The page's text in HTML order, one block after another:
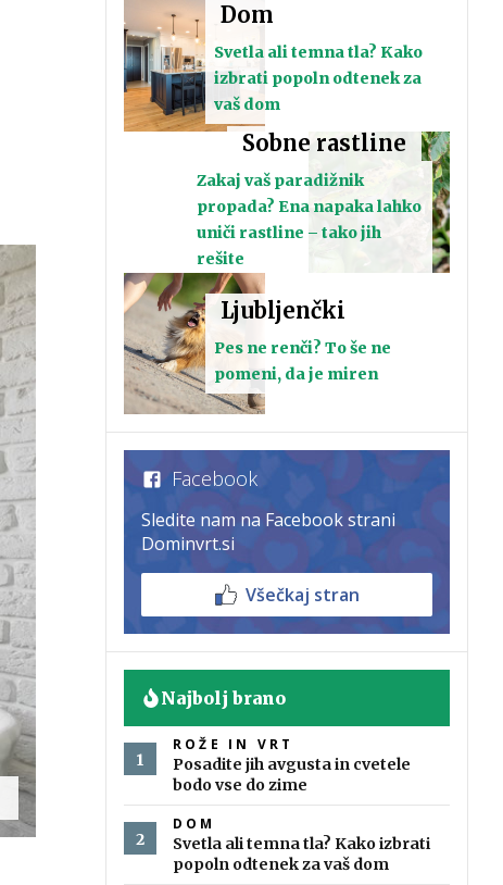
Dom
Svetla ali temna tla? Kako
izbrati popoln odtenek za
vaš dom
Sobne rastline
Zakaj vaš paradižnik
propada? Ena napaka lahko
uniči rastline – tako jih
rešite
Ljubljenčki
Pes ne renči? To še ne
pomeni, da je miren
Facebook
Sledite nam na Facebook strani
Dominvrt.si
Všečkaj stran
Najbolj brano
ROŽE IN VRT
Posadite jih avgusta in cvetele
bodo vse do zime
DOM
Svetla ali temna tla? Kako izbrati
popoln odtenek za vaš dom